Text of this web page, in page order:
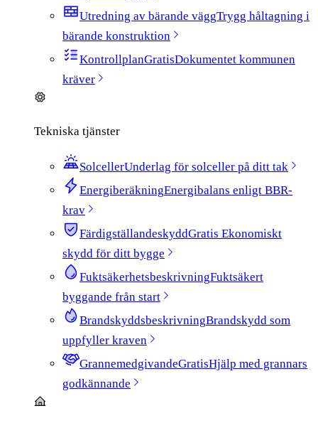
Utredning av bärande väggTrygg håltagning i
bärande konstruktion
KontrollplanGratisDokumentet kommunen
kräver
Tekniska tjänster
SolcellerUnderlag för solceller på ditt tak
EnergiberäkningEnergibalans enligt BBR-
krav
FärdigställandeskyddGratis Ekonomiskt
skydd för ditt bygge
FuktsäkerhetsbeskrivningFuktsäkert
byggande från start
BrandskyddsbeskrivningBrandskydd som
uppfyller kraven
GrannemedgivandeGratisHjälp med grannars
godkännande